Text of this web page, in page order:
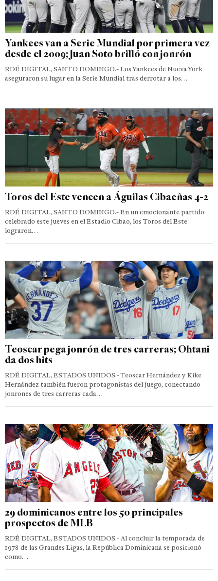
Yankees van a Serie Mundial por primera vez
desde el 2009; Juan Soto brilló con jonrón
RDÉ DIGITAL, SANTO DOMINGO.- Los Yankees de Nueva York
aseguraron su lugar en la Serie Mundial tras derrotar a los…
Toros del Este vencen a Águilas Cibaeñas 4-2
RDÉ DIGITAL, SANTO DOMINGO.- En un emocionante partido
celebrado este jueves en el Estadio Cibao, los Toros del Este
lograron…
Teoscar pega jonrón de tres carreras; Ohtani
da dos hits
RDÉ DIGITAL, ESTADOS UNIDOS.- Teoscar Hernández y Kike
Hernández también fueron protagonistas del juego, conectando
jonrones de tres carreras cada…
29 dominicanos entre los 50 principales
prospectos de MLB
RDÉ DIGITAL, ESTADOS UNIDOS.- Al concluir la temporada de
1978 de las Grandes Ligas, la República Dominicana se posicionó
como…